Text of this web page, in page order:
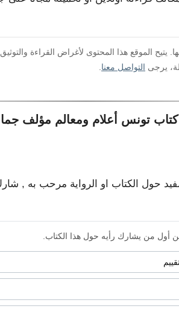
يتيح الموقع هذا المحتوى لأغراض القراءة
يرجى التواصل معنا
تونس أعلام ومعالم مؤلف
حول الكتاب او الرواية مرحب به ,
أول من يشارك رأيه حول هذا الكتاب.